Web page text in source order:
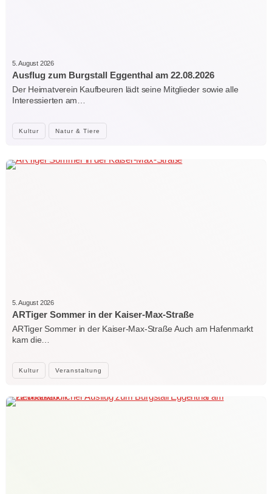
Kultur Natur & Tiere
5. August 2026
Ausflug zum Burgstall Eggenthal am 22.08.2026
Der Heimatverein Kaufbeuren lädt seine Mitglieder sowie alle
Interessierten am…
Kultur Veranstaltung
5. August 2026
ARTiger Sommer in der Kaiser-Max-Straße
ARTiger Sommer in der Kaiser-Max-Straße Auch am Hafenmarkt
kam die…